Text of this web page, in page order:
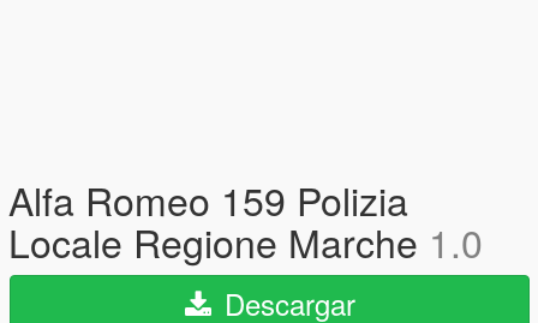
Alfa Romeo 159 Polizia
Locale Regione Marche 1.0
Descargar